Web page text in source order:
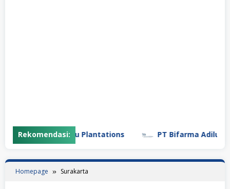
Rekomendasi:
PT Gunung Madu Plantations PT Bifarma
Homepage Surakarta